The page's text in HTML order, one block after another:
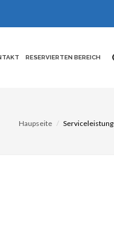
RESERVIERTEN BEREICH
Haupseite Serviceleistung